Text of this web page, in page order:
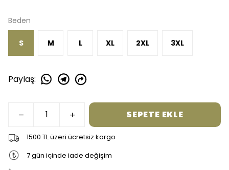
Beden
S M L XL 2XL 3XL
Paylaş:
SEPETE EKLE
1500 TL üzeri ücretsiz kargo
7 gün içinde iade değişim